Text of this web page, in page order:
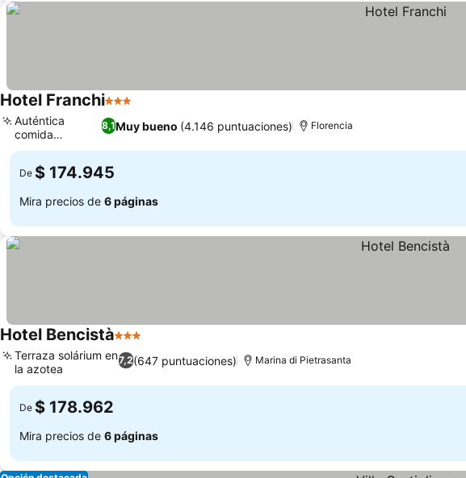
Hotel Franchi3 Estrellas
8,1Muy bueno (4.146 puntuaciones)
Auténtica
comida
calabresa
Florencia
De $ 174.945
Mira precios de 6 páginas
Hotel Bencistà3 Estrellas
7,2(647 puntuaciones)
Terraza solárium en
la azotea
Marina di Pietrasanta
De $ 178.962
Mira precios de 6 páginas